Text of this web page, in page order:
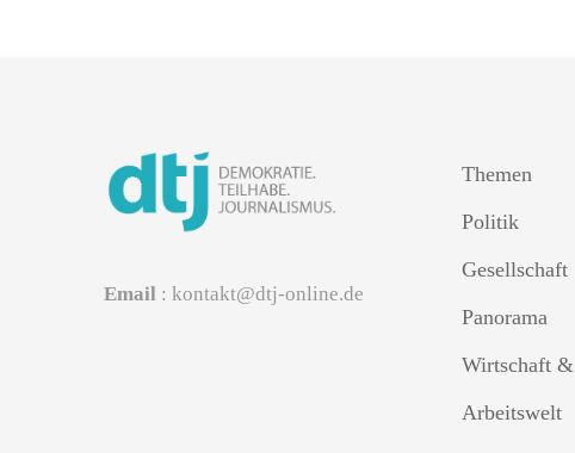
Email : kontakt@dtj-online.de
Themen
Politik
Gesellschaft
Panorama
Wirtschaft &
Arbeitswelt